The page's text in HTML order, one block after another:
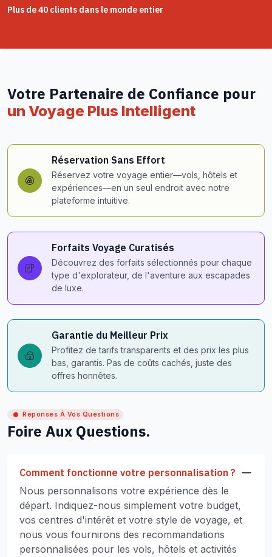
Plus de 40 clients dans le monde entier
Votre Partenaire de Confiance pour
un Voyage Plus Intelligent
Réservation Sans Effort
Réservez votre voyage entier—vols, hôtels et
expériences—en un seul endroit avec notre
plateforme intuitive.
Forfaits Voyage Curatisés
Découvrez des forfaits sélectionnés pour chaque
type d'explorateur, de l'aventure aux escapades
de luxe.
Garantie du Meilleur Prix
Profitez de tarifs transparents et des prix les plus
bas, garantis. Pas de coûts cachés, juste des
offres honnêtes.
Réponses À Vos Questions
Foire Aux Questions.
Comment fonctionne votre personnalisation ?
Nous personnalisons votre expérience dès le
départ. Indiquez-nous simplement votre budget,
vos centres d'intérêt et votre style de voyage, et
nous vous fournirons des recommandations
personnalisées pour les vols, hôtels et activités